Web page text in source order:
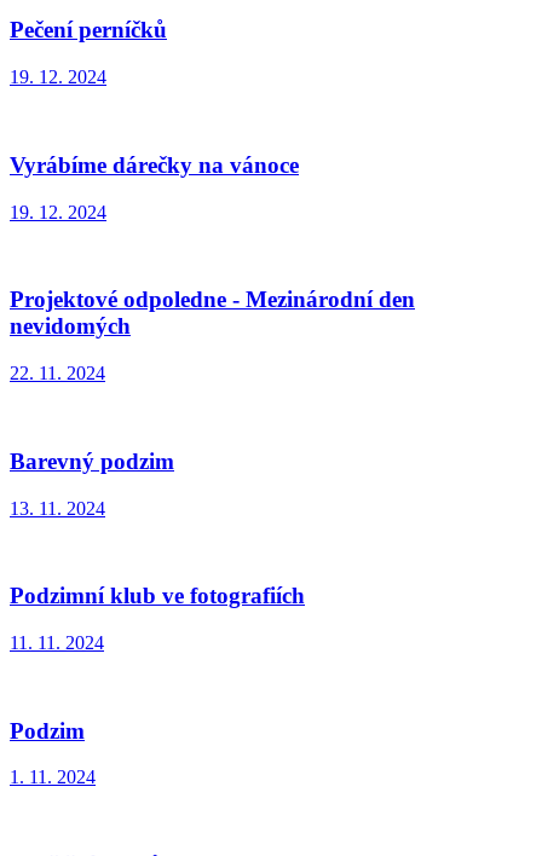
Pečení perníčků
19. 12. 2024
Vyrábíme dárečky na vánoce
19. 12. 2024
Projektové odpoledne - Mezinárodní den
nevidomých
22. 11. 2024
Barevný podzim
13. 11. 2024
Podzimní klub ve fotografiích
11. 11. 2024
Podzim
1. 11. 2024